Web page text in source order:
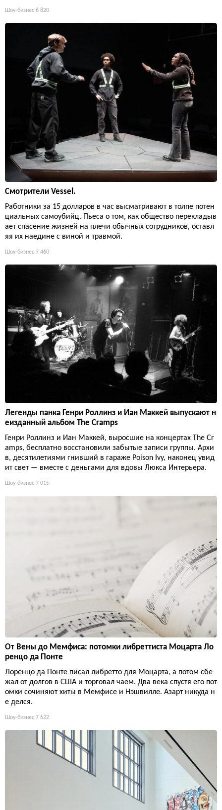
Шоу-бизнес 6 820
Смотрители Vessel.
Работники за 15 долларов в час высматривают в толпе потен
циальных самоубийц. Пьеса о том, как общество перекладыв
ает спасение жизней на плечи обычных сотрудников, оставл
яя их наедине с виной и травмой.
Шоу-бизнес 7 460
Легенды панка Генри Роллинз и Иан Маккей выпускают н
еизданный альбом The Cramps
Генри Роллинз и Иан Маккей, выросшие на концертах The Cr
amps, бесплатно восстановили забытые записи группы. Архи
в, десятилетиями гнивший в гараже Poison Ivy, наконец увид
ит свет — вместе с деньгами для вдовы Люкса Интерьера.
Шоу-бизнес 7 015
От Вены до Мемфиса: потомки либреттиста Моцарта Ло
ренцо да Понте
Лоренцо да Понте писал либретто для Моцарта, а потом сбе
жал от долгов в США и торговал чаем. Два века спустя его пот
омки сочиняют хиты в Мемфисе и Нэшвилле. Азарт никуда н
е делся.
Шоу-бизнес 7 622